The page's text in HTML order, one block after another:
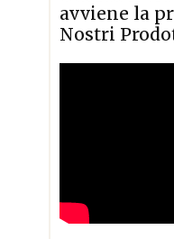
avviene la
Nostri